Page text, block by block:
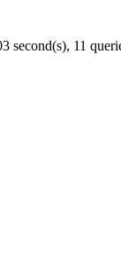
second(s), 11